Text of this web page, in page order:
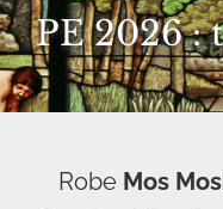
FEMME
HOMME
BOUTIQUE
PE 2026 :
Robe Mos